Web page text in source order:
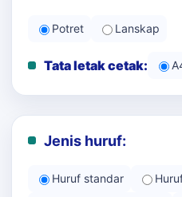
Potret Lanskap
Tata letak cetak:
Jenis huruf:
Huruf standar